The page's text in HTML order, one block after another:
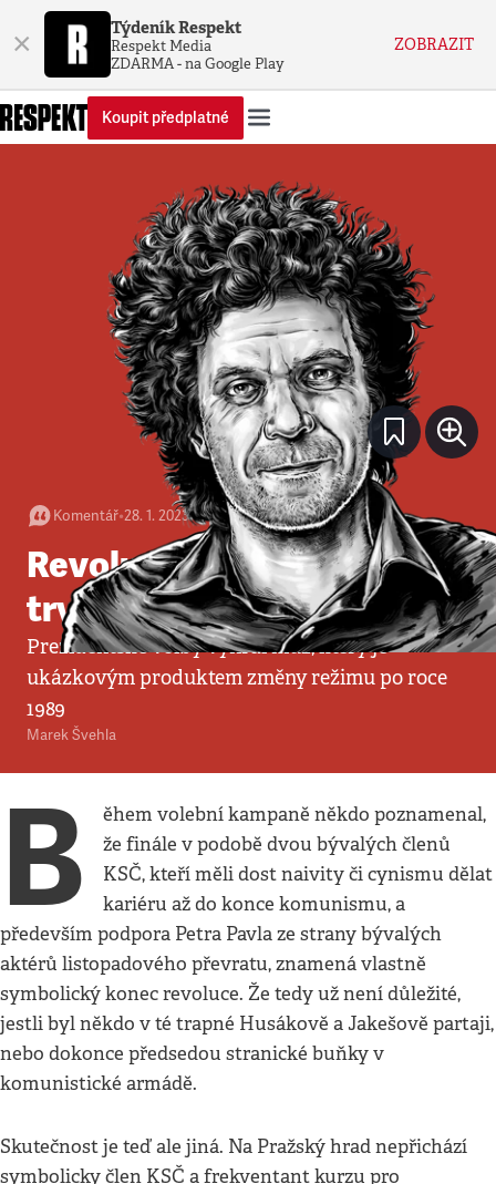
× Týdeník Respekt
Respekt Media
ZDARMA - na Google Play
ZOBRAZIT
Koupit předplatné
Komentář•28. 1. 2023•3minuty
Revoluce nekončí, spíš
trvá
Prezidentské volby vyhrál muž, který je
ukázkovým produktem změny režimu po roce
1989
Marek Švehla
B
ěhem volební kampaně někdo poznamenal,
že finále v podobě dvou bývalých členů
KSČ, kteří měli dost naivity či cynismu dělat
kariéru až do konce komunismu, a
především podpora Petra Pavla ze strany bývalých
aktérů listopadového převratu, znamená vlastně
symbolický konec revoluce. Že tedy už není důležité,
jestli byl někdo v té trapné Husákově a Jakešově partaji,
nebo dokonce předsedou stranické buňky v
komunistické armádě.
Skutečnost je teď ale jiná. Na Pražský hrad nepřichází
symbolicky člen KSČ a frekventant kurzu pro